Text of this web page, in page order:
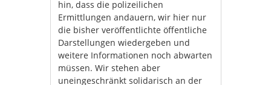
hin, dass die polizeilichen
Ermittlungen andauern, wir hier nur
die bisher veröffentlichte öffentliche
Darstellungen wiedergeben und
weitere Informationen noch abwarten
müssen. Wir stehen aber
uneingeschränkt solidarisch an der